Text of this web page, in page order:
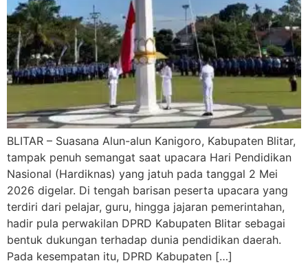
BLITAR – Suasana Alun-alun Kanigoro, Kabupaten Blitar,
tampak penuh semangat saat upacara Hari Pendidikan
Nasional (Hardiknas) yang jatuh pada tanggal 2 Mei
2026 digelar. Di tengah barisan peserta upacara yang
terdiri dari pelajar, guru, hingga jajaran pemerintahan,
hadir pula perwakilan DPRD Kabupaten Blitar sebagai
bentuk dukungan terhadap dunia pendidikan daerah.
Pada kesempatan itu, DPRD Kabupaten […]